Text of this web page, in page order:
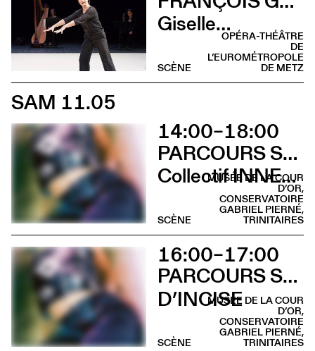
Giselle…OPÉRA-THÉÂTRE
DE
L’EUROMÉTROPOLE
DE METZ
SCÈNE
SAM 11.05
14:00–18:00
PARCOURS SUR LA COLLINE SAINTE-CROIX
Collectif INNER LIGHT
MUSÉE DE LA COUR
D’OR,
CONSERVATOIRE
GABRIEL PIERNÉ,
TRINITAIRES
SCÈNE
16:00–17:00
PARCOURS SUR LA COLLINE SAINTE-CROIX
D’INCISEMUSÉE DE LA COUR
D’OR,
CONSERVATOIRE
GABRIEL PIERNÉ,
TRINITAIRES
SCÈNE